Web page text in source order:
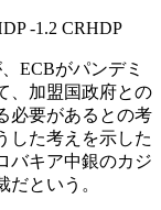
-1.2 CRHDP
ECBがパンデミ
、加盟国政府との
必要があるとの考
した考えを示した
バキア中銀のカジ
という。